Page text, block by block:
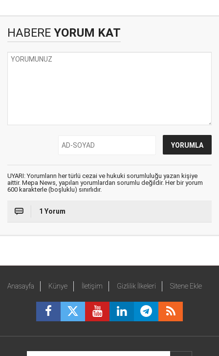
HABERE YORUM KAT
UYARI: Yorumların her türlü cezai ve hukuki sorumluluğu yazan kişiye
aittir. Mepa News, yapılan yorumlardan sorumlu değildir. Her bir yorum
600 karakterle (boşluklu) sınırlıdır.
1 Yorum
Anasayfa Künye İletişim Gizlilik İlkeleri Sitene Ekle